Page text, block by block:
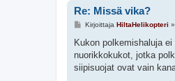
Re: Missä vika?
V
e
t
i
Kirjoittaja HiltaHelikopteri »
Kukon polkemishaluja
nuorikkokukot, jotka
siipisuojat ovat vain